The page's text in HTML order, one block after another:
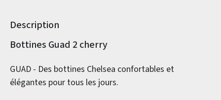
Description
Informations sur le produit
Bottines Guad 2 cherry
GUAD - Des bottines Chelsea confortables et
élégantes pour tous les jours.